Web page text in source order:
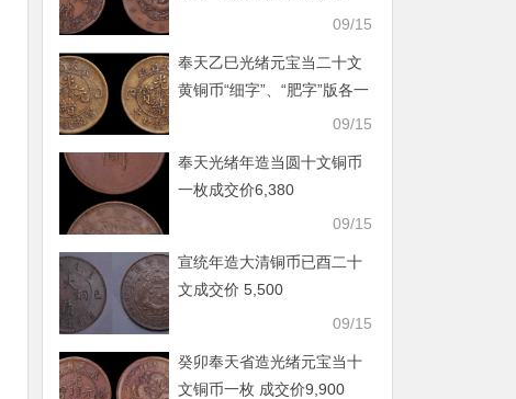
09/15
奉天乙巳光绪元宝当二十文
黄铜币“细字”、“肥字”版各一
09/15
奉天光绪年造当圆十文铜币
一枚成交价6,380
09/15
宣统年造大清铜币已酉二十
文成交价 5,500
09/15
癸卯奉天省造光绪元宝当十
文铜币一枚 成交价9,900